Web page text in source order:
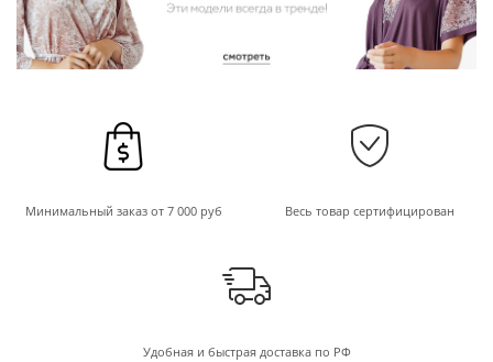
Минимальный заказ от 7 000 руб Весь товар сертифицирован
Удобная и быстрая доставка по РФ